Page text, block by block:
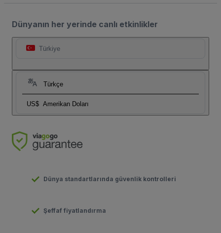
Dünyanın her yerinde canlı etkinlikler
Türkiye
Türkçe
US$ Amerikan Doları
Dünya standartlarında güvenlik kontrolleri
Şeffaf fiyatlandırma